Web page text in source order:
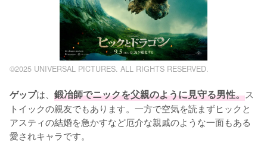
©2025 UNIVERSAL PICTURES. ALL RIGHTS RESERVED.
ゲップは、 鍛冶師でニックを父親のように見守る男性。ス
トイックの親友でもあります。一方で空気を読まずヒックと
アスティの結婚を急かすなど厄介な親戚のような一面もある
愛されキャラです。